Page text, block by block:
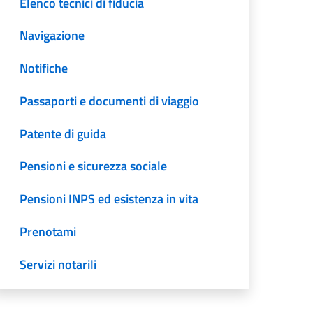
Navigazione
Notifiche
Passaporti e documenti di viaggio
Patente di guida
Pensioni e sicurezza sociale
Pensioni INPS ed esistenza in vita
Prenotami
Servizi notarili